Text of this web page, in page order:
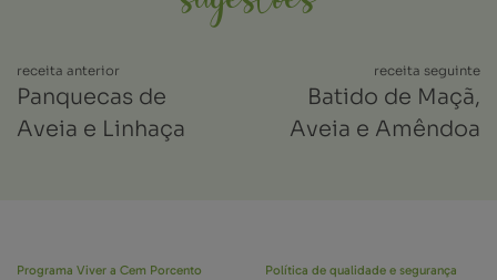
receita anterior
Panquecas de
Aveia e Linhaça
receita seguinte
Batido de Maçã,
Aveia e Amêndoa
Programa Viver a Cem Porcento
Política de qualidade e segurança